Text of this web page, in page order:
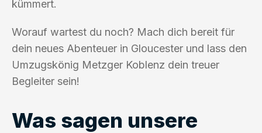
kümmert.
Worauf wartest du noch? Mach dich bereit für
dein neues Abenteuer in Gloucester und lass den
Umzugskönig Metzger Koblenz dein treuer
Begleiter sein!
Was sagen unsere